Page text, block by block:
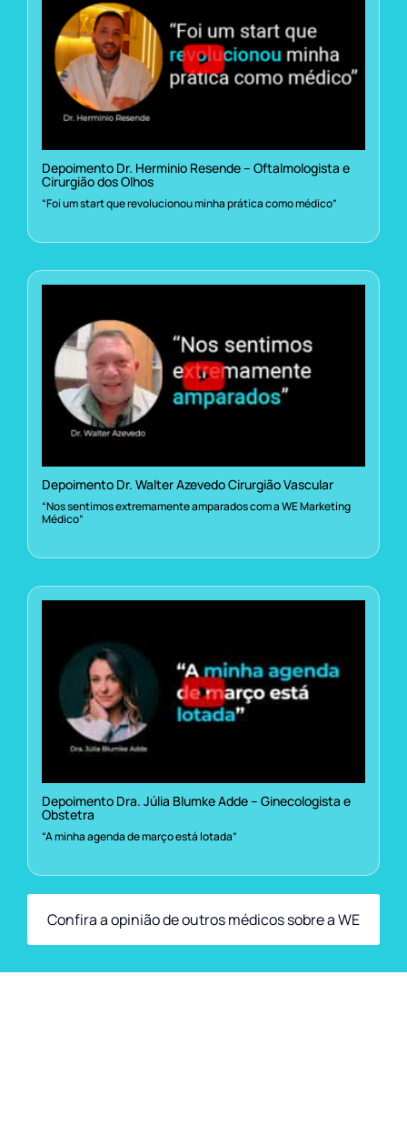
Depoimento Dr. Herminio Resende – Oftalmologista e
Cirurgião dos Olhos
“Foi um start que revolucionou minha prática como médico”
Depoimento Dr. Walter Azevedo Cirurgião Vascular
“Nos sentimos extremamente amparados com a WE Marketing
Médico”
Depoimento Dra. Júlia Blumke Adde – Ginecologista e
Obstetra
“A minha agenda de março está lotada”
Confira a opinião de outros médicos sobre a WE